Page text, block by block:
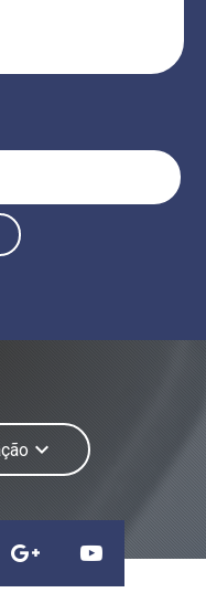
keyboard_arrow_down